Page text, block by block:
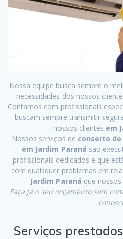
Nossa equipe busca sempre o
necessidades dos nossos
Contamos com profissionais
buscam sempre transmitir
nossos clientes em
Nossos serviços de conserto de
em Jardim Paraná são
profissionais dedicados e que
com quaisquer problemas em
Jardim Paraná que
Faça já o seu orçamento sem
Serviços